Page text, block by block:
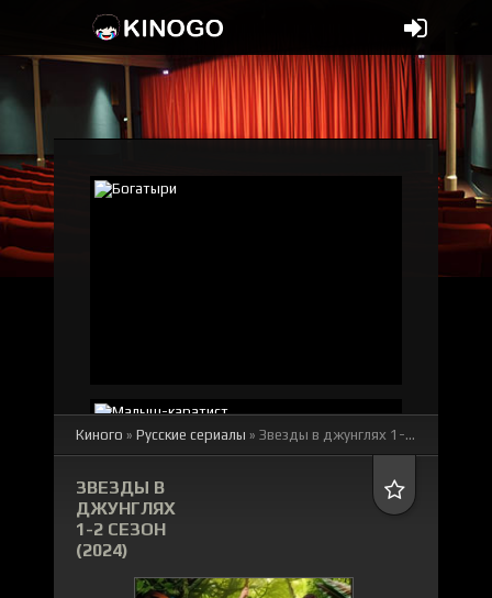
Киного » Русские сериалы » Звезды в джунглях 1-2 сезон
ЗВЕЗДЫ В
ДЖУНГЛЯХ
1-2 СЕЗОН
(2024)